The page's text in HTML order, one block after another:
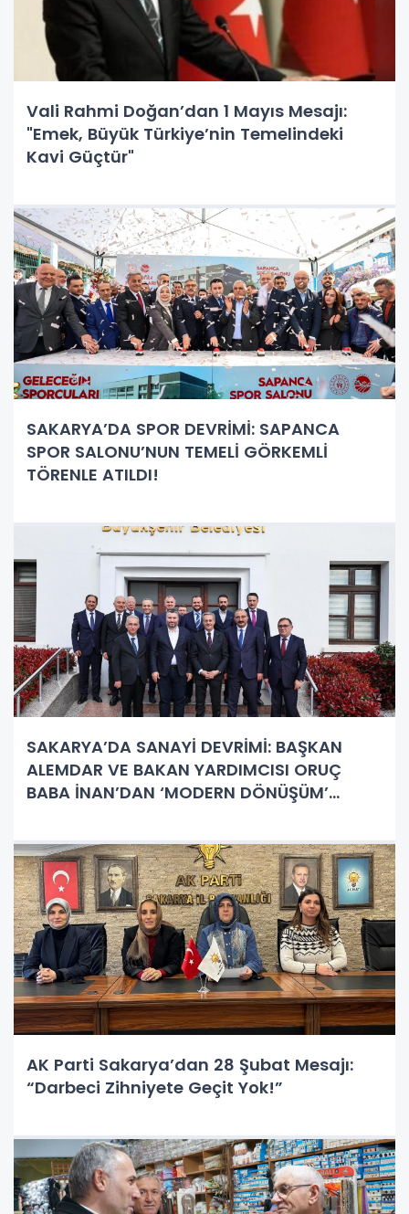
Vali Rahmi Doğan’dan 1 Mayıs Mesajı:
"Emek, Büyük Türkiye’nin Temelindeki
Kavi Güçtür"
SAKARYA’DA SPOR DEVRİMİ: SAPANCA
SPOR SALONU’NUN TEMELİ GÖRKEMLİ
TÖRENLE ATILDI!
SAKARYA’DA SANAYİ DEVRİMİ: BAŞKAN
ALEMDAR VE BAKAN YARDIMCISI ORUÇ
BABA İNAN’DAN ‘MODERN DÖNÜŞÜM’
AK Parti Sakarya’dan 28 Şubat Mesajı:
“Darbeci Zihniyete Geçit Yok!”